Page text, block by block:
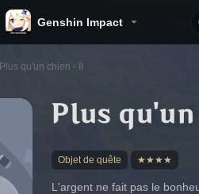
Genshin Impact
Plus qu'un chien - II
Plus
Objet de quête ★★★★
L'argent ne fait pas le